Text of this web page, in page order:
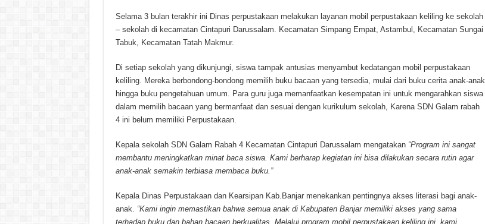
Selama 3 bulan terakhir ini Dinas perpustakaan melakukan layanan mobil perpustakaan keliling ke sekolah
– sekolah di kecamatan Cintapuri Darussalam. Kecamatan Simpang Empat, Astambul, Kecamatan Sungai
Tabuk, Kecamatan Tatah Makmur.
Di setiap sekolah yang dikunjungi, siswa tampak antusias menyambut kedatangan mobil perpustakaan
keliling. Mereka berbondong-bondong memilih buku bacaan yang tersedia, mulai dari buku cerita anak-anak
hingga buku pengetahuan umum. Para guru juga memanfaatkan kesempatan ini untuk mengarahkan siswa
dalam memilih bacaan yang bermanfaat dan sesuai dengan kurikulum sekolah, Karena SDN Galam rabah
4 ini belum memiliki Perpustakaan.
Kepala sekolah SDN Galam Rabah 4 Kecamatan Cintapuri Darussalam mengatakan “Program ini sangat
membantu meningkatkan minat baca siswa. Kami berharap kegiatan ini bisa dilakukan secara rutin agar
anak-anak semakin terbiasa membaca buku.”
Kepala Dinas Perpustakaan dan Kearsipan Kab.Banjar menekankan pentingnya akses literasi bagi anak-
anak.
“Kami ingin memastikan bahwa semua anak di Kabupaten Banjar memiliki akses yang sama
terhadap buku dan bahan bacaan berkualitas. Melalui program mobil perpustakaan keliling ini, kami